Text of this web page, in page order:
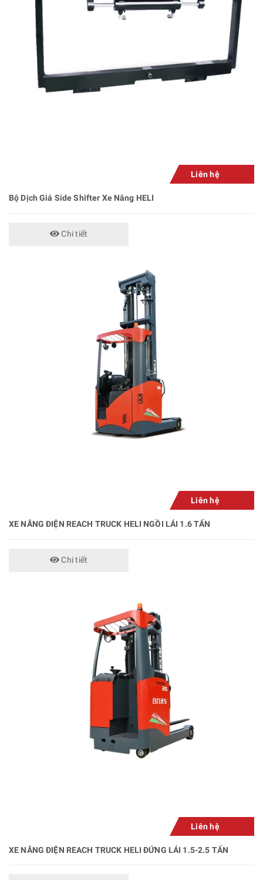
Liên hệ
Bộ Dịch Giá Side Shifter Xe Nâng HELI
Chi tiết
Liên hệ
XE NÂNG ĐIỆN REACH TRUCK HELI NGỒI LÁI 1.6 TẤN
Chi tiết
Liên hệ
XE NÂNG ĐIỆN REACH TRUCK HELI ĐỨNG LÁI 1.5-2.5 TẤN